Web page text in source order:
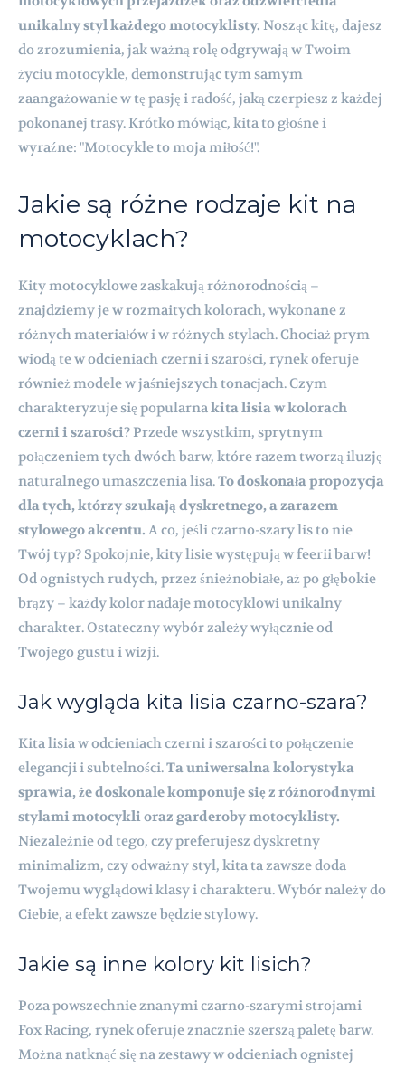
unikalny styl każdego motocyklisty. Nosząc kitę, dajesz
do zrozumienia, jak ważną rolę odgrywają w Twoim
życiu motocykle, demonstrując tym samym
zaangażowanie w tę pasję i radość, jaką czerpiesz z każdej
pokonanej trasy. Krótko mówiąc, kita to głośne i
wyraźne: "Motocykle to moja miłość!".
Jakie są różne rodzaje kit na
motocyklach?
Kity motocyklowe zaskakują różnorodnością –
znajdziemy je w rozmaitych kolorach, wykonane z
różnych materiałów i w różnych stylach. Chociaż prym
wiodą te w odcieniach czerni i szarości, rynek oferuje
również modele w jaśniejszych tonacjach. Czym
charakteryzuje się popularnakita lisia w kolorach
czerni i szarości? Przede wszystkim, sprytnym
połączeniem tych dwóch barw, które razem tworzą iluzję
naturalnego umaszczenia lisa.To doskonała propozycja
dla tych, którzy szukają dyskretnego, a zarazem
stylowego akcentu. A co, jeśli czarno-szary lis to nie
Twój typ? Spokojnie, kity lisie występują w feerii barw!
Od ognistych rudych, przez śnieżnobiałe, aż po głębokie
brązy – każdy kolor nadaje motocyklowi unikalny
charakter. Ostateczny wybór zależy wyłącznie od
Twojego gustu i wizji.
Jak wygląda kita lisia czarno-szara?
Kita lisia w odcieniach czerni i szarości to połączenie
elegancji i subtelności.Ta uniwersalna kolorystyka
sprawia, że doskonale komponuje się z różnorodnymi
stylami motocykli oraz garderoby motocyklisty.
Niezależnie od tego, czy preferujesz dyskretny
minimalizm, czy odważny styl, kita ta zawsze doda
Twojemu wyglądowi klasy i charakteru. Wybór należy do
Ciebie, a efekt zawsze będzie stylowy.
Jakie są inne kolory kit lisich?
Poza powszechnie znanymi czarno-szarymi strojami
Fox Racing, rynek oferuje znacznie szerszą paletę barw.
Można natknąć się na zestawy w odcieniach ognistej